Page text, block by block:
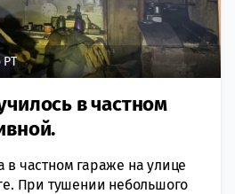
РТ
в частном
частном гараже на улице
При тушении небольшого